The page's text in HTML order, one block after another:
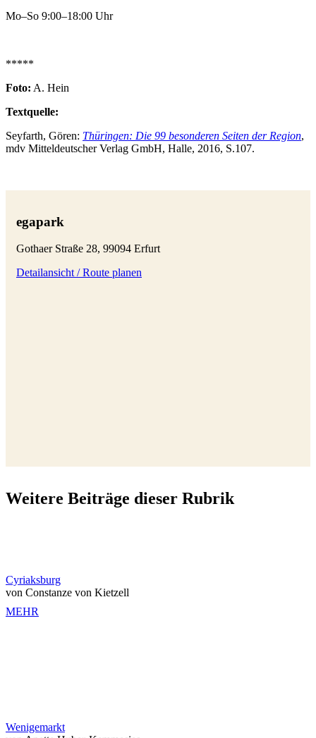
Mo–So 9:00–18:00 Uhr
*****
Foto: A. Hein
Textquelle:
Seyfarth, Gören: Thüringen: Die 99 besonderen Seiten der Region,
mdv Mitteldeutscher Verlag GmbH, Halle, 2016, S.107.
egapark
Gothaer Straße 28, 99094 Erfurt
Detailansicht / Route planen
Weitere Beiträge dieser Rubrik
Cyriaksburg
von Constanze von Kietzell
MEHR
Wenigemarkt